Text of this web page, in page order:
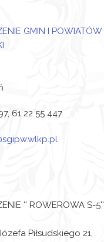
GMIN I POWIATÓW
61 22 55 447
'' ROWEROWA S-5''
Piłsudskiego 21,